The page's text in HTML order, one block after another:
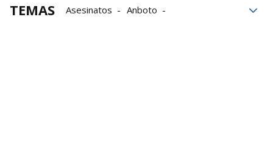
TEMAS Asesinatos
Anboto